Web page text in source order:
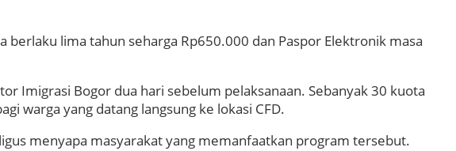
lima tahun seharga Rp650.000 dan Paspor Elektronik masa
Imigrasi Bogor dua hari sebelum pelaksanaan. Sebanyak 30 kuota
warga yang datang langsung ke lokasi CFD.
menyapa masyarakat yang memanfaatkan program tersebut.